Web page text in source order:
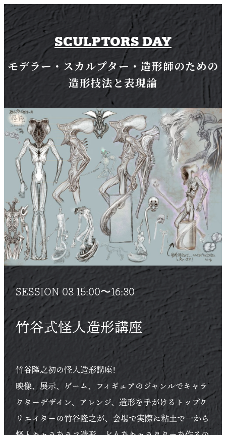
SCULPTORS DAY
モデラー・スカルプター・造形師のための
造形技法と表現論
SESSION 03 15:00〜16:30
竹谷式怪人造形講座
竹谷隆之初の怪人造形講座!
映像、展示、ゲーム、フィギュアのジャンルでキャラ
クターデザイン、アレンジ、造形を手がけるトップク
リエイターの竹谷隆之が、会場で実際に粘土で一から